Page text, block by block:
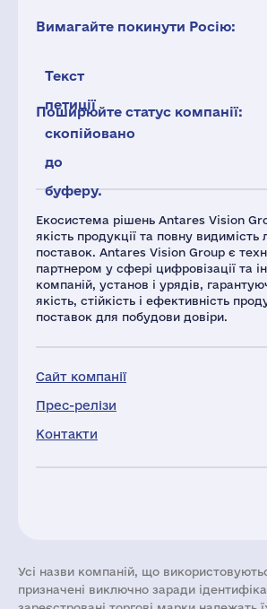
Екосистема рішень Antares Vision
якість продукції та повну видимість
поставок. Antares Vision Group є
партнером у сфері цифровізації та
компаній, установ і урядів,
якість, стійкість і ефективність
поставок для побудови довіри.
Сайт компанії
Прес-релізи
Контакти
Вимагайте покинути Росію:
Текст
петиції
скопійовано
до
буферу.
Поширюйте статус компанії:
Усі назви компаній, що
призначені виключно заради